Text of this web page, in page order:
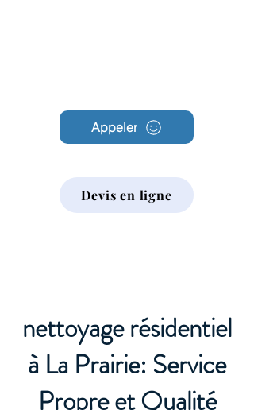
Appeler
Devis en ligne
nettoyage résidentiel
à La Prairie: Service
Propre et Qualité